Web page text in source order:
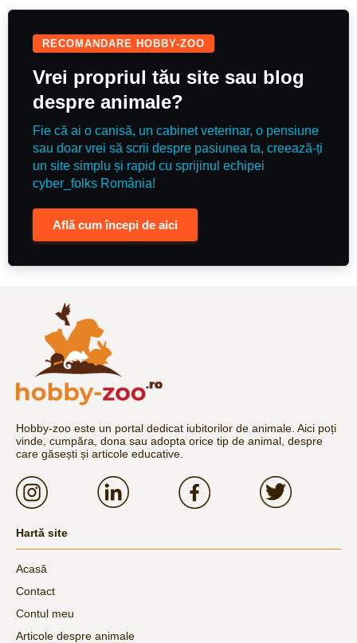
RECOMANDARE HOBBY-ZOO
Vrei propriul tău site sau blog
despre animale?
Fie că ai o canisă, un cabinet veterinar, o pensiune
sau doar vrei să scrii despre pasiunea ta, creează-ți
un site simplu și rapid cu sprijinul echipei
cyber_folks România!
Află cum începi de aici
Hobby-zoo este un portal dedicat iubitorilor de animale. Aici poți
vinde, cumpăra, dona sau adopta orice tip de animal, despre
care găsești și articole educative.
Hartă site
Acasă
Contact
Contul meu
Articole despre animale